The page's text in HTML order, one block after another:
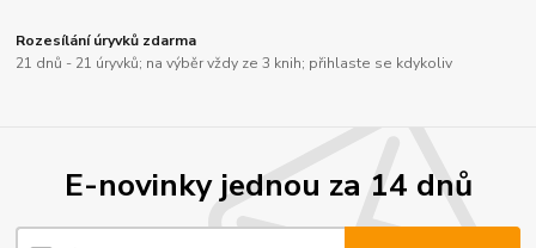
Rozesílání úryvků zdarma
21 dnů - 21 úryvků; na výběr vždy ze 3 knih; přihlaste se kdykoliv
E-novinky jednou za 14 dnů